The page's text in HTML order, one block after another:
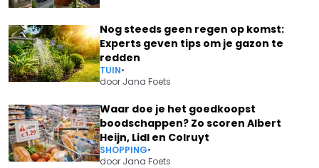
Nog steeds geen regen op komst:
Experts geven tips om je gazon te
redden
TUIN•
door Jana Foets
Waar doe je het goedkoopst
boodschappen? Zo scoren Albert
Heijn, Lidl en Colruyt
SHOPPING•
door Jana Foets